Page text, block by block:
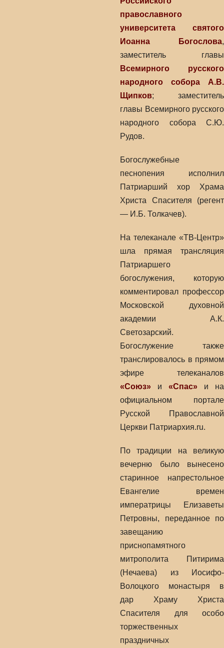
православного
университета святого
Иоанна Богослова,
заместитель главы
Всемирного русского
народного собора
А.В.
Щипков; заместитель
главы Всемирного русского
народного собора С.Ю.
Рудов.
Богослужебные
песнопения исполнил
Патриарший хор Храма
Христа Спасителя (регент
— И.Б. Толкачев).
На телеканале «ТВ-Центр»
шла прямая трансляция
Патриаршего
богослужения, которую
комментировал профессор
Московской духовной
академии А.К.
Светозарский.
Богослужение также
транслировалось в прямом
эфире телеканалов
«Союз» и «Спас» и на
официальном портале
Русской Православной
Церкви Патриархия.ru.
По традиции на великую
вечерню было вынесено
старинное напрестольное
Евангелие времен
императрицы Елизаветы
Петровны, переданное по
завещанию
приснопамятного
митрополита Питирима
(Нечаева) из Иосифо-
Волоцкого монастыря в
дар Храму Христа
Спасителя для особо
торжественных
праздничных